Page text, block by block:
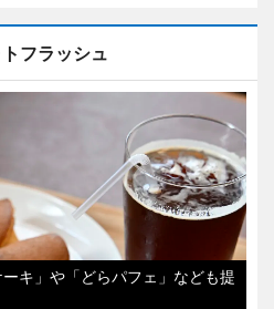
フラッシュ
キ」や「どらパフェ」なども提